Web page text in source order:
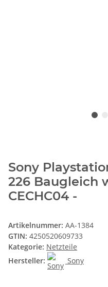
Sony
226 Baugleich
CECHC04 -
Artikelnummer: AA-1384
GTIN: 4250520609733
Kategorie: Netzteile
Hersteller:
Sony